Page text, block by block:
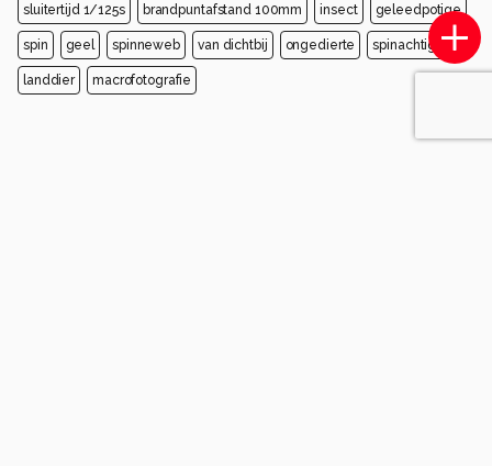
sluitertijd 1/125s brandpuntafstand 100mm insect geleedpotige
spin geel spinneweb van dichtbij ongedierte spinachtige
landdier macrofotografie